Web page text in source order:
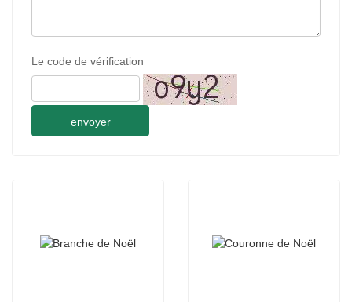
Le code de vérification
envoyer